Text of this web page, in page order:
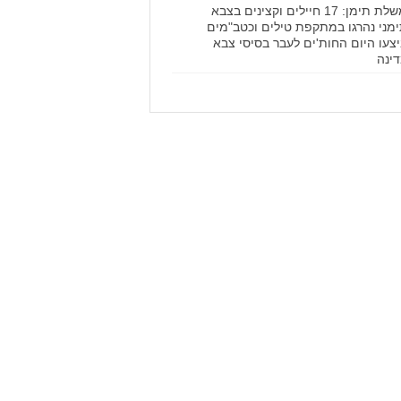
ממשלת תימן: 17 חיילים וקצינים בצבא
נהרגו במתקפת טילים וכטב"מים
היום החות'ים לעבר בסיסי צבא